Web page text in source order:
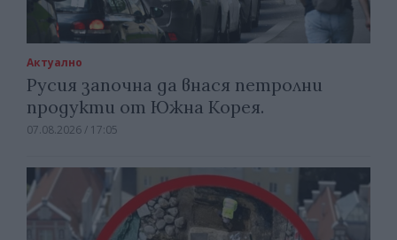
Актуално
Русия започна да внася петролни
продукти от Южна Корея.
07.08.2026 / 17:05